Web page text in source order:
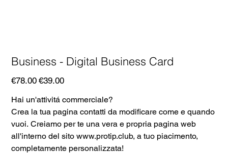
Business - Digital Business Card
Original
price
€78.00 Sale
price
€39.00
Hai un'attivitá commerciale?
Crea la tua pagina contatti da modificare come e quando
vuoi. Creiamo per te una vera e propria pagina web
all'interno del sito www.protip.club, a tuo piacimento,
completamente personalizzata!